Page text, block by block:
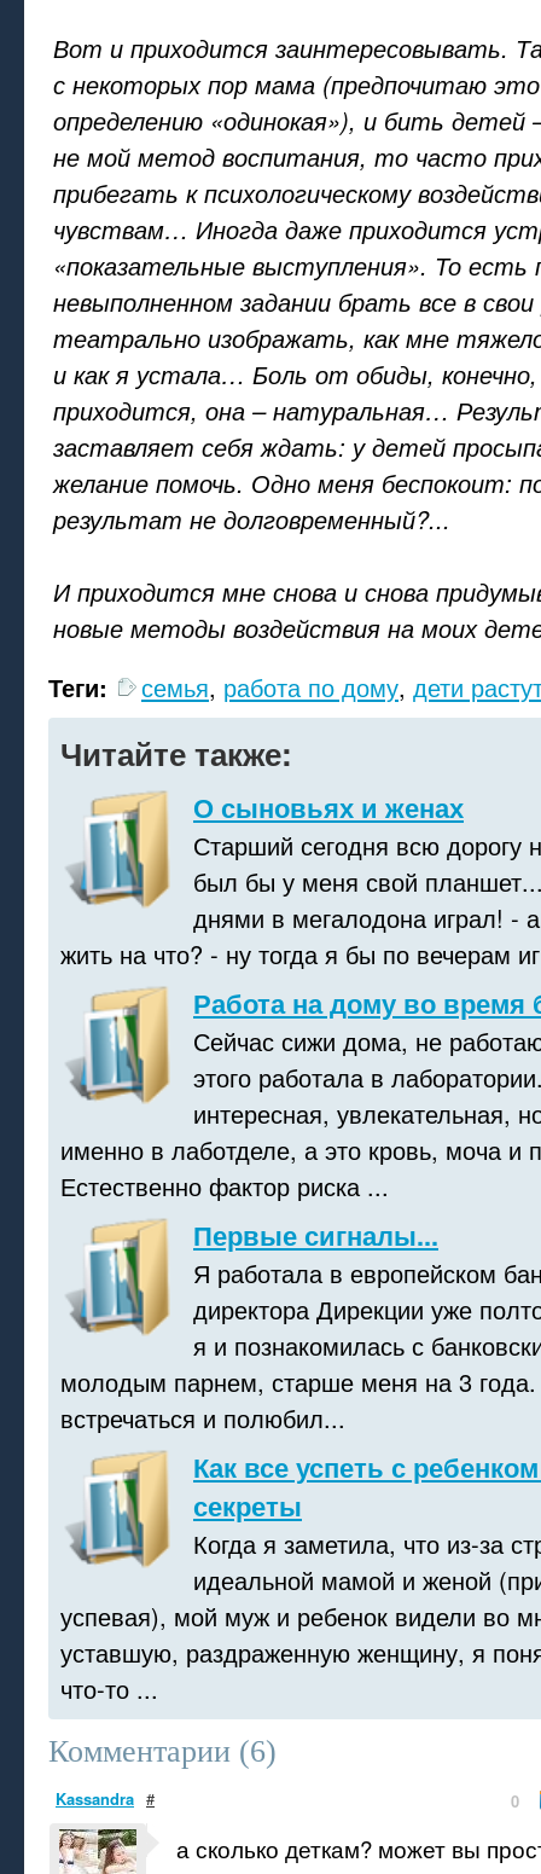
Вот и приходится заинтересовывать.
с некоторых пор мама (предпочитаю
определению «одинокая»), и бить детей
не мой метод воспитания, то часто
прибегать к психологическому
чувствам… Иногда даже приходится
«показательные выступления». То есть
невыполненном задании брать все в свои
театрально изображать, как мне
и как я устала… Боль от обиды,
приходится, она – натуральная…
заставляет себя ждать: у детей
желание помочь. Одно меня беспокоит:
результат не долговременный?...
И приходится мне снова и снова
новые методы воздействия на моих
Теги:
семья, работа по дому, дети
Читайте также:
О сыновьях и женах
Старший сегодня всю дорогу
был бы у меня свой
днями в мегалодона играл! - а
жить на что? - ну тогда я бы по вечерам
Работа на дому во время
Сейчас сижи дома, не
этого работала в
интересная, увлекательная,
именно в лаботделе, а это кровь, моча и
Естественно фактор риска ...
Первые сигналы...
Я работала в европейском
директора Дирекции уже
я и познакомилась с
молодым парнем, старше меня на 3
встречаться и полюбил...
Как все успеть с
секреты
Когда я заметила, что из-за
идеальной мамой и женой
успевая), мой муж и ребенок видели во
уставшую, раздраженную женщину, я
что-то ...
Комментарии (6)
Kassandra # 0
а сколько деткам? может вы